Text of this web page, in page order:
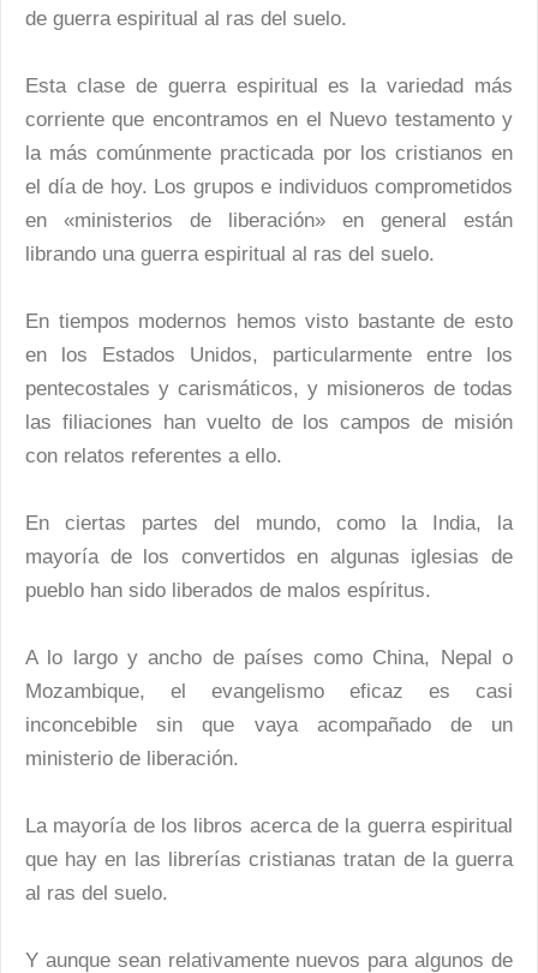
de guerra espiritual al ras del suelo.
Esta clase de guerra espiritual es la variedad más
corriente que encontramos en el Nuevo testamento y
la más comúnmente practicada por los cristianos en
el día de hoy. Los grupos e individuos comprometidos
en «ministerios de liberación» en general están
librando una guerra espiritual al ras del suelo.
En tiempos modernos hemos visto bastante de esto
en los Estados Unidos, particularmente entre los
pentecostales y carismáticos, y misioneros de todas
las filiaciones han vuelto de los campos de misión
con relatos referentes a ello.
En ciertas partes del mundo, como la India, la
mayoría de los convertidos en algunas iglesias de
pueblo han sido liberados de malos espíritus.
A lo largo y ancho de países como China, Nepal o
Mozambique, el evangelismo eficaz es casi
inconcebible sin que vaya acompañado de un
ministerio de liberación.
La mayoría de los libros acerca de la guerra espiritual
que hay en las librerías cristianas tratan de la guerra
al ras del suelo.
Y aunque sean relativamente nuevos para algunos de